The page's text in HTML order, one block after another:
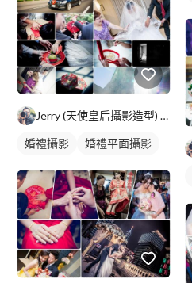
Jerry (天使皇后攝影造型) 台北/高雄
婚禮攝影 婚禮平面攝影